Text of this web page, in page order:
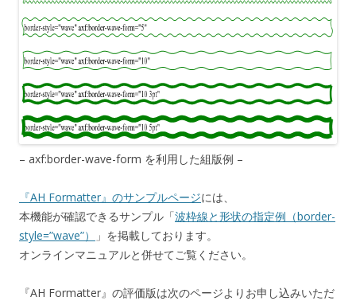
– axf:border-wave-form を利用した組版例 –
『AH Formatter』のサンプルページには、
本機能が確認できるサンプル「波枠線と形状の指定例（border-
style=”wave”）
」を掲載しております。
オンラインマニュアルと併せてご覧ください。
『AH Formatter』の評価版は次のページよりお申し込みいただ